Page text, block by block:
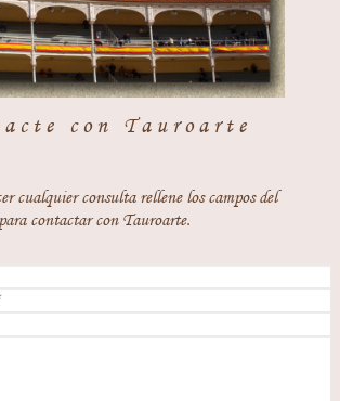
con Tauroarte
cualquier consulta rellene los campos del
contactar con Tauroarte.